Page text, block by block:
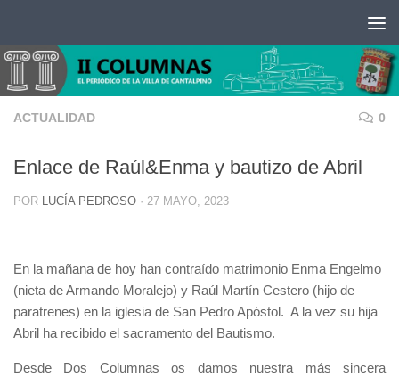
ACTUALIDAD 0
Enlace de Raúl&Enma y bautizo de Abril
POR LUCÍA PEDROSO · 27 MAYO, 2023
En la mañana de hoy han contraído matrimonio Enma Engelmo
(nieta de Armando Moralejo) y Raúl Martín Cestero (hijo de
paratrenes) en la iglesia de San Pedro Apóstol. A la vez su hija
Abril ha recibido el sacramento del Bautismo.
Desde Dos Columnas os damos nuestra más sincera